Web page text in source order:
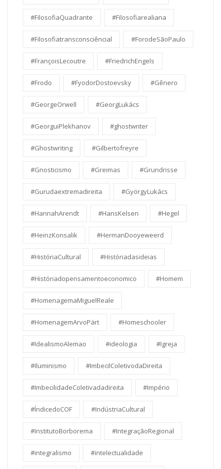
#FilosofiaQuadrante #Filosofiarealiana
#Filosofiatransconsciêncial #ForodeSãoPaulo
#FrançoisLecoutre #FriedrichEngels
#Frodo #FyodorDostoevsky #Gênero
#GeorgeOrwell #GeorgLukács
#GeorguiPlekhanov #ghostwriter
#Ghostwriting #Gilbertofreyre
#Gnosticismo #Greimas #Grundrisse
#Gurudaextremadireita #GyörgyLukács
#HannahArendt #HansKelsen #Hegel
#HeinzKonsalik #HermanDooyeweerd
#HistóriaCultural #Históriadasideias
#Históriadopensamentoeconomico #Homem
#HomenagemaMiguelReale
#HomenagemArvoPärt #Homeschooler
#IdealismoAlemao #ideologia #Igreja
#Iluminismo #ImbecilColetivodaDireita
#ImbecilidadeColetivadadireita #Império
#ÍndicedoCOF #IndústriaCultural
#InstitutoBorborema #IntegraçãoRegional
#integralismo #intelectualidade